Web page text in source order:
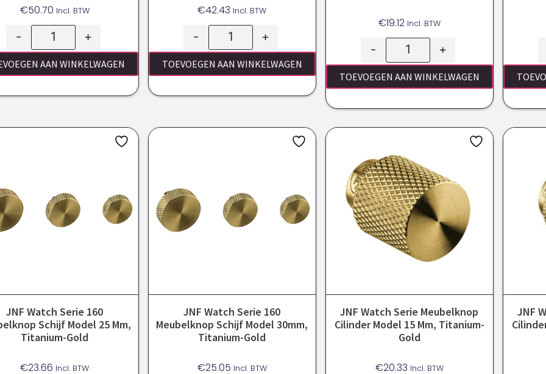
€50.70 Incl. BTW
- +
AAN WINKELWAGEN
€42.43 Incl. BTW
- +
TOEVOEGEN AAN WINKELWAGEN
€19.12 Incl. BTW
- +
TOEVOEGEN AAN WINKELWAGEN
JNF Watch Serie 160
Schijf Model 25 Mm,
Titanium-Gold
€23.66 Incl. BTW
JNF Watch Serie 160
Meubelknop Schijf Model 30mm,
Titanium-Gold
€25.05 Incl. BTW
JNF Watch Serie Meubelknop
Cilinder Model 15 Mm, Titanium-
Gold
€20.33 Incl. BTW
JNF